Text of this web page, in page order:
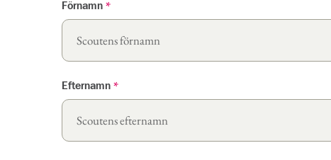
Förnamn *
Efternamn *